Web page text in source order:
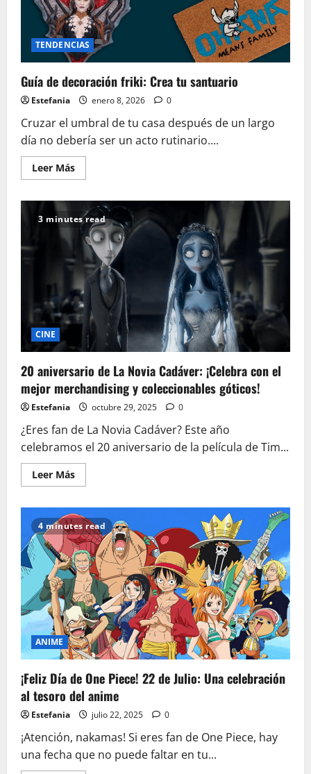
TENDENCIAS
Guía de decoración friki: Crea tu santuario
Estefania enero 8, 2026 0
Cruzar el umbral de tu casa después de un largo
día no debería ser un acto rutinario....
Leer MásLeer
más
Guía
de
decoración
friki:
Crea
santuario
3 minutes read
CINE
20 aniversario de La Novia Cadáver: ¡Celebra con el
mejor merchandising y coleccionables góticos!
Estefania octubre 29, 2025 0
¿Eres fan de La Novia Cadáver? Este año
celebramos el 20 aniversario de la película de Tim...
Leer MásLeer
más
20
aniversario
de
La
Novia
Cadáver:
¡Celebra
con
el
mejor
merchandising
y
coleccionables
góticos!
4 minutes read
ANIME
¡Feliz Día de One Piece! 22 de Julio: Una celebración
al tesoro del anime
Estefania julio 22, 2025 0
¡Atención, nakamas! Si eres fan de One Piece, hay
una fecha que no puede faltar en tu...